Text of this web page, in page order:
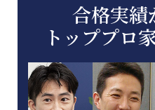
合格実績
トッププロ